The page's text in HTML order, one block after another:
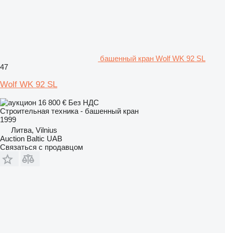
башенный кран Wolf WK 92 SL
47
Wolf WK 92 SL
16 800 € Без НДС
Строительная техника - башенный кран
1999
Литва, Vilnius
Auction Baltic UAB
Связаться с продавцом